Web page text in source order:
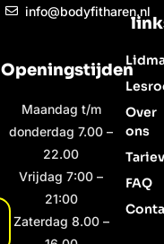
info@bodyfitharen.nl
Openingstijden
Maandag t/m
donderdag 7.00 –
22.00
Vrijdag 7:00 –
21:00
Zaterdag 8.00 –
Over
ons
FAQ